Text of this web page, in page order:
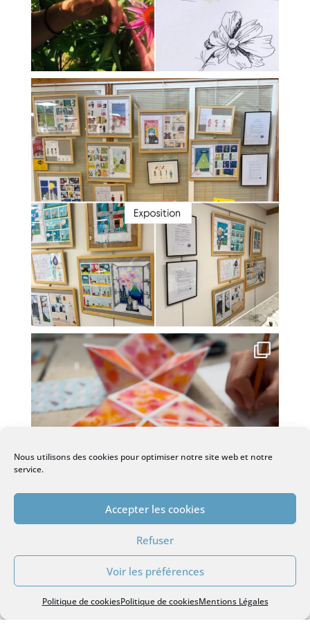
Nous utilisons des cookies pour optimiser notre site web et notre
service.
Accepter les cookies
Refuser
Voir les préférences
Politique de cookiesPolitique de cookiesMentions Légales
Charger plus…